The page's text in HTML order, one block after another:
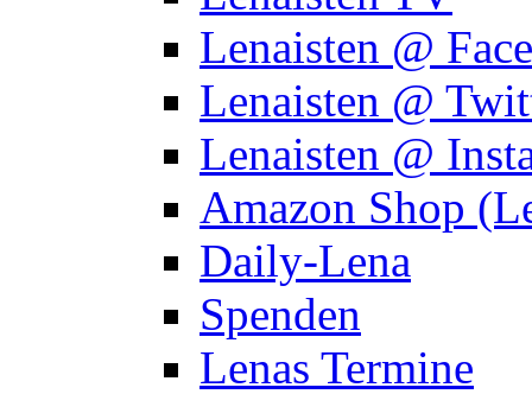
Lenaisten @
Lenaisten @
Lenaisten @
Amazon Shop
Daily-Lena
Spenden
Lenas Termine